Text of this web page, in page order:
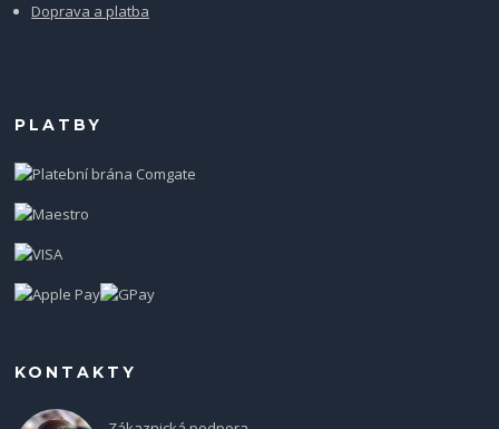
Doprava a platba
PLATBY
KONTAKTY